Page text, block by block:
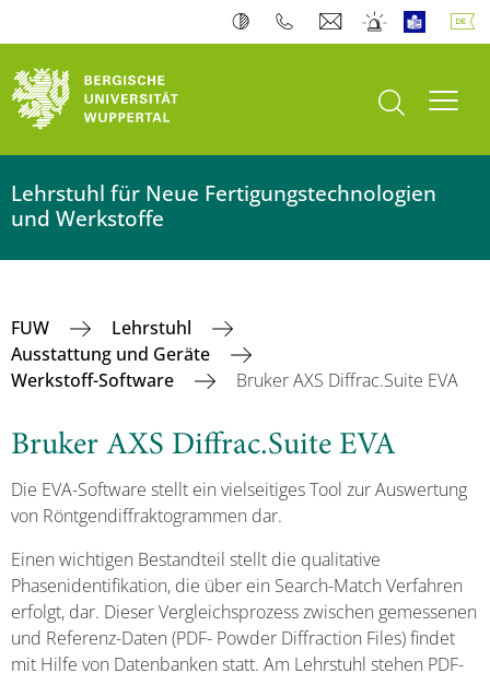
Suche öffnen
Lehrstuhl für Neue Fertigungstechnologien
und Werkstoffe
FUW
Lehrstuhl
Ausstattung und Geräte
Werkstoff-Software
Bruker AXS Diffrac.Suite EVA
Bruker AXS Diffrac.Suite EVA
Die EVA-Software stellt ein vielseitiges Tool zur Auswertung
von Röntgendiffraktogrammen dar.
Einen wichtigen Bestandteil stellt die qualitative
Phasenidentifikation, die über ein Search-Match Verfahren
erfolgt, dar. Dieser Vergleichsprozess zwischen gemessenen
und Referenz-Daten (PDF- Powder Diffraction Files) findet
mit Hilfe von Datenbanken statt. Am Lehrstuhl stehen PDF-